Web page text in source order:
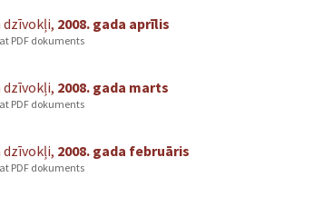
dzīvokļi, 2008. gada aprīlis
PDF dokuments
dzīvokļi, 2008. gada marts
PDF dokuments
dzīvokļi, 2008. gada februāris
PDF dokuments